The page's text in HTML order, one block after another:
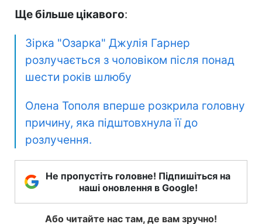
Ще більше цікавого:
Зірка "Озарка" Джулія Гарнер
розлучається з чоловіком після понад
шести років шлюбу
Олена Тополя вперше розкрила головну
причину, яка підштовхнула її до
розлучення.
Не пропустіть головне! Підпишіться на
наші оновлення в Google!
Або читайте нас там, де вам зручно!